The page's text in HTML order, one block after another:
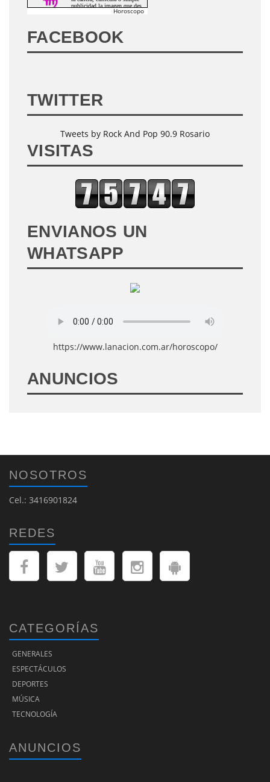
Horoscopo
FACEBOOK
TWITTER
Tweets by Rock And Pop 90.9 Rosario
VISITAS
ENVIANOS UN
WHATSAPP
https://www.lanacion.com.ar/horoscopo/
ANUNCIOS
NOSOTROS
Cel.: 3416901824
REDES
CATEGORÍAS
GENERALES
ESPECTÁCULOS
DEPORTES
MÚSICA
TECNOLOGÍA
ANUNCIOS